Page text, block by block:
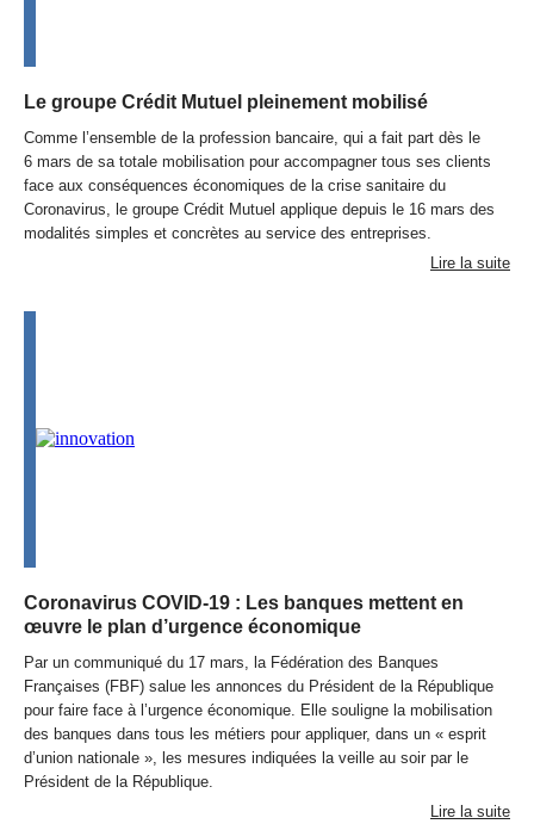
Le groupe Crédit Mutuel pleinement mobilisé
Comme l’ensemble de la profession bancaire, qui a fait part dès le
6 mars de sa totale mobilisation pour accompagner tous ses clients
face aux conséquences économiques de la crise sanitaire du
Coronavirus, le groupe Crédit Mutuel applique depuis le 16 mars des
modalités simples et concrètes au service des entreprises.
Lire la suite
Coronavirus COVID-19 : Les banques mettent en
œuvre le plan d’urgence économique
Par un communiqué du 17 mars, la Fédération des Banques
Françaises (FBF) salue les annonces du Président de la République
pour faire face à l’urgence économique. Elle souligne la mobilisation
des banques dans tous les métiers pour appliquer, dans un « esprit
d’union nationale », les mesures indiquées la veille au soir par le
Président de la République.
Lire la suite